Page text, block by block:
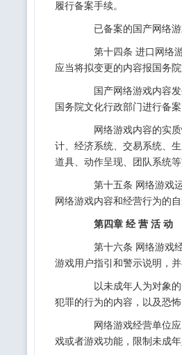
履行备案手续。
已备案的国产网络游
第十四条 进口网络游
应当将拟变更的内容报国务
国产网络游戏内容发
国务院文化行政部门进行备案
网络游戏内容的实质
计、经济系统、交易系统、
道具、动作呈现、团队系统等
第十五条 网络游戏运
网络游戏内容和经营行为的
第四章 经 营 活 动
第十六条 网络游戏经
游戏用户指引和警示说明，
以未成年人为对象的
犯罪的行为的内容，以及恐
网络游戏经营单位应
戏或者游戏功能，限制未成